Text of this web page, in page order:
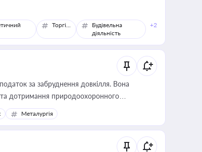
Торгівля
Будівельна
діяльність
+2
за забруднення довкілля. Вона
та дотримання природоохоронного
Металургія